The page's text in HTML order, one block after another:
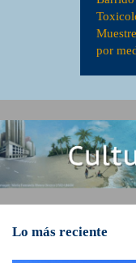
por
Lo más reciente